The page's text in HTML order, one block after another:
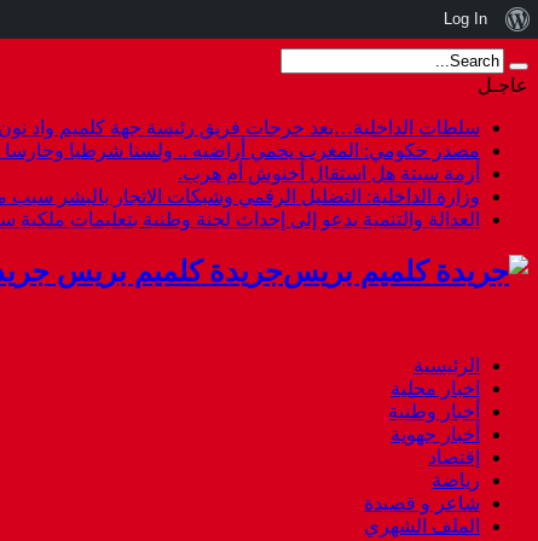
عاجـل
سلطات الداخلية…بعد خرجات فريق رئيسة جهة كلميم واد نون
مصدر حكومي: المغرب يحمي أراضيه .. ولسنا شرطيا وحارسا
أزمة سبتة هل استقال أخنوش أم هرب.
وزارة الداخلية: التضليل الرقمي وشبكات الاتجار بالبشر
العدالة والتنمية يدعو إلى إحداث لجنة وطنية بتعليمات
جريدة كلميم بريس
الرئيسية
اخبار محلية
أخبار وطنية
أخبار جهوية
إقتصاد
رياضة
شاعر و قصيدة
الملف الشهري
نبذة
عن
ووردبريس
Log In